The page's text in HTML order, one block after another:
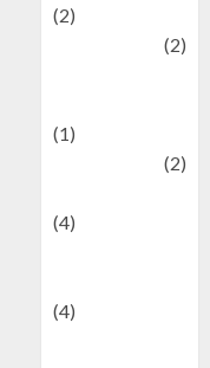
(2)
(2)
(1)
(2)
(4)
(4)